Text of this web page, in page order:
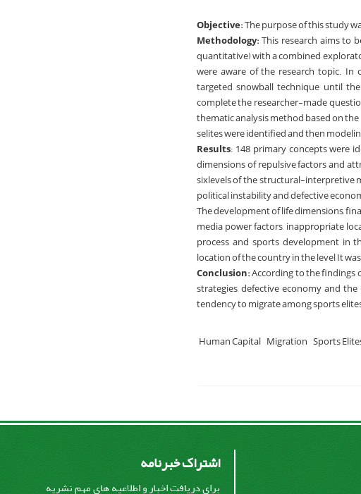
Objective:The purpose of this study
Methodology:This research aims to
quantitative) with a combined
were aware of the research topic.
targeted snowball technique until
complete the researcher-made
thematic analysis method based on
selites were identified and then
Results: 148 primary concepts were
dimensions of repulsive factors and
sixlevels of the structural-interpretive
political instability and defective
The development of life dimensions,
media power factors, inappropriate
process and sports development in
location of the country in the level It
Conclusion:According to the findings
strategies, defective economy and
tendency to migrate among sports
Human Capital Migration Sports
اشتراک خبرنامه
برای دریافت اخبار و اطلاعیه های مهم نشریه